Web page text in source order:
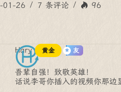
01-26
7 条评论 96
Hary 黄金 友
吾辈自强！致敬英雄！
话说李哥你插入的视频你那